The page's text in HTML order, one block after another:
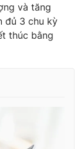
và tăng
đủ 3 chu kỳ
thúc bằng